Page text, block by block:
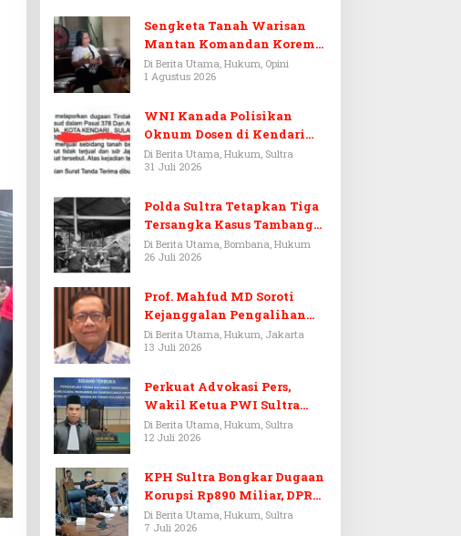
Sengketa Tanah Warisan
Mantan Komandan Korem
143/HO, Ketika Warisan
Menjadi Arena Pemerasan
Di Berita Utama, Hukum, Opini
1 Agustus 2026
WNI Kanada Polisikan
Oknum Dosen di Kendari
Terkait Aset Puluhan Miliar
Di Berita Utama, Hukum, Sultra
31 Juli 2026
Polda Sultra Tetapkan Tiga
Tersangka Kasus Tambang
Emas Ilegal di Bombana
Di Berita Utama, Bombana, Hukum
26 Juli 2026
Prof. Mahfud MD Soroti
Kejanggalan Pengalihan
Penyelidikan Tersangka
Febrie Adriansyah
Di Berita Utama, Hukum, Jakarta
13 Juli 2026
Perkuat Advokasi Pers,
Wakil Ketua PWI Sultra
Resmi Dilantik Menjadi
Advokat PERADI
Di Berita Utama, Hukum, Sultra
12 Juli 2026
KPH Sultra Bongkar Dugaan
Korupsi Rp890 Miliar, DPRD
Sultra Gelar RDP
Di Berita Utama, Hukum, Sultra
7 Juli 2026